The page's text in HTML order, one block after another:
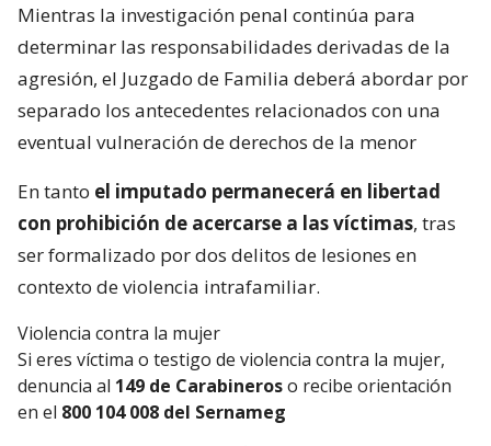
Mientras la investigación penal continúa para
determinar las responsabilidades derivadas de la
agresión, el Juzgado de Familia deberá abordar por
separado los antecedentes relacionados con una
eventual vulneración de derechos de la menor
En tanto el imputado permanecerá en libertad
con prohibición de acercarse a las víctimas, tras
ser formalizado por dos delitos de lesiones en
contexto de violencia intrafamiliar.
Violencia contra la mujer
Si eres víctima o testigo de violencia contra la mujer,
denuncia al 149 de Carabineroso recibe orientación
en el 800 104 008 del Sernameg